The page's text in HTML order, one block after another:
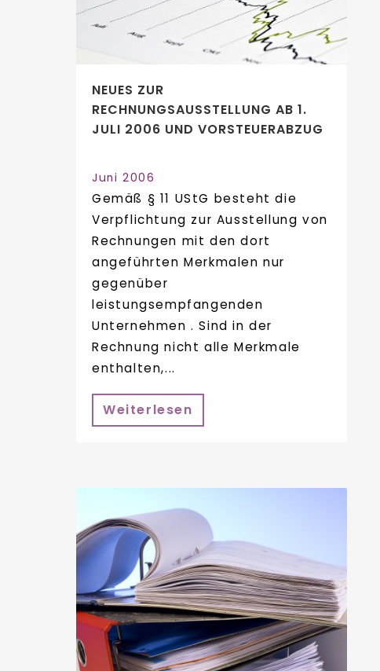
NEUES ZUR
RECHNUNGSAUSSTELLUNG AB 1.
JULI 2006 UND VORSTEUERABZUG
Juni 2006
Gemäß § 11 UStG besteht die
Verpflichtung zur Ausstellung von
Rechnungen mit den dort
angeführten Merkmalen nur
gegenüber
leistungsempfangenden
Unternehmen . Sind in der
Rechnung nicht alle Merkmale
enthalten,...
Weiterlesen